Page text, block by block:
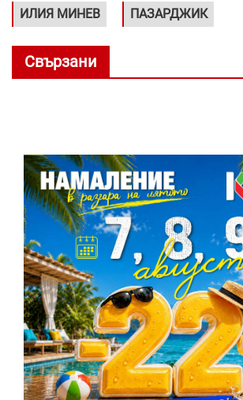
ИЛИЯ МИНЕВ ПАЗАРДЖИК
Свързани